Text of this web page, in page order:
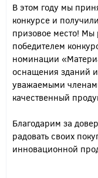
В этом году мы
конкурсе и
призовое место! Мы
победителем
номинации
оснащения зданий
уважаемыми
качественный
Благодарим за
радовать своих
инновационной